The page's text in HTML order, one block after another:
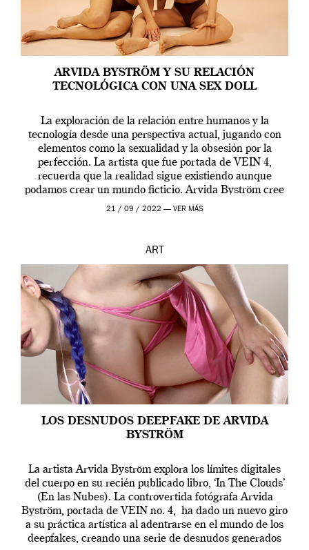
ARVIDA BYSTRÖM Y SU RELACIÓN
TECNOLÓGICA CON UNA SEX DOLL
La exploración de la relación entre humanos y la
tecnología desde una perspectiva actual, jugando con
elementos como la sexualidad y la obsesión por la
perfección. La artista que fue portada de VEIN 4,
recuerda que la realidad sigue existiendo aunque
podamos crear un mundo ficticio. Arvida Byström cree
que los humanos tienen un complejo […]
21 / 09 / 2022 — VER MÁS
ART
LOS DESNUDOS DEEPFAKE DE ARVIDA
BYSTRÖM
La artista Arvida Byström explora los límites digitales
del cuerpo en su recién publicado libro, ‘In The Clouds’
(En las Nubes). La controvertida fotógrafa Arvida
Byström, portada de VEIN no. 4, ha dado un nuevo giro
a su práctica artística al adentrarse en el mundo de los
deepfakes, creando una serie de desnudos generados